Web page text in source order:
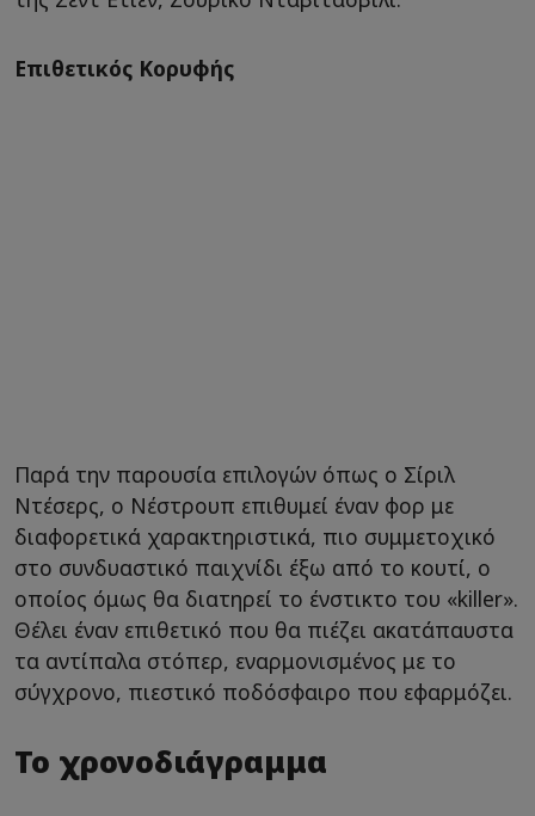
Επιθετικός Κορυφής
Παρά την παρουσία επιλογών όπως ο Σίριλ
Ντέσερς, ο Νέστρουπ επιθυμεί έναν φορ με
διαφορετικά χαρακτηριστικά, πιο συμμετοχικό
στο συνδυαστικό παιχνίδι έξω από το κουτί, ο
οποίος όμως θα διατηρεί το ένστικτο του «killer».
Θέλει έναν επιθετικό που θα πιέζει ακατάπαυστα
τα αντίπαλα στόπερ, εναρμονισμένος με το
σύγχρονο, πιεστικό ποδόσφαιρο που εφαρμόζει.
Το χρονοδιάγραμμα